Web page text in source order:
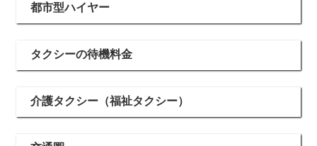
都市型ハイヤー
タクシーの待機料金
介護タクシー（福祉タクシー）